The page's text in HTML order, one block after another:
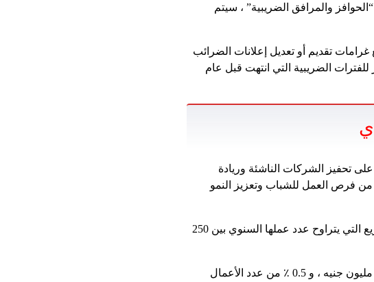
والمرافق الضريبية” ، سيتم
تقديم أو تعديل إعلانات الضرائب
المقدر للفترات الضريبية التي انتهت قبل عام
تحفيز الشركات الناشئة وريادة
من فرص العمل للشباب وتعزيز النمو
وأشار إلى أن قانون تطوير المؤسسات الصغيرة والمتوسطة والميكرو سنويًا للمشاريع التي يتراوح عدد عملها السنوي بين 250
وخمسة آلاف جنيه سنويًا للمشاريع التي يتراوح عدد عملها السنوي بين 500 ألف إلى مليون جنيه ، و 0.5 ٪ من عدد الأعمال